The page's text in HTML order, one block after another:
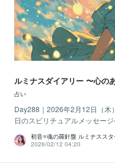
ルミナスダイアリー 〜心の
占い
Day288｜2026年2月12日（木
日のスピリチュアルメッセージ
初音⭐️魂の羅針盤 ルミナスス
2026/02/12 04:20